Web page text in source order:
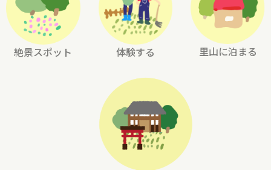
絶景スポット 体験する 里山に泊まる